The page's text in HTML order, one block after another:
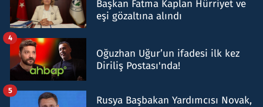
Başkan Fatma Kaplan Hürriyet ve
eşi gözaltına alındı
Oğuzhan Uğur’un ifadesi ilk kez
Diriliş Postası'nda!
4
Rusya Başbakan Yardımcısı Novak,
5